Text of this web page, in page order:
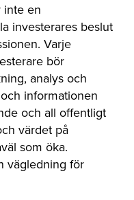
inte en
investerares beslut
Varje
bör
analys och
informationen
och all offentligt
värdet på
som öka.
vägledning för